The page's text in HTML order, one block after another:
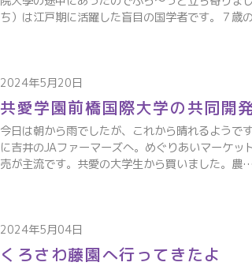
ち）は江戸期に活躍した盲目の国学者です。７歳
2024年5月20日
共愛学園前橋国際大学の共同開
今日は朝から雨でしたが、これから晴れるようで
に吉井のJAファーマーズへ。めぐりあいマーケッ
売が主流です。共愛の大学生から買いました。農…
2024年5月04日
くろさわ藤園へ行ってきたよ